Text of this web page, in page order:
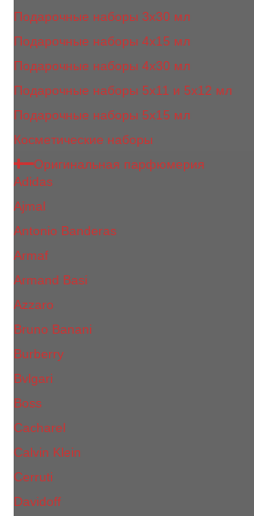
Подарочные наборы 3х30 мл
Подарочные наборы 4x15 мл
Подарочные наборы 4x30 мл
Подарочные наборы 5x11 и 5х12 мл
Подарочные наборы 5x15 мл
Косметические наборы
Оригинальная парфюмерия
Adidas
Ajmal
Antonio Banderas
Armaf
Armand Basi
Azzaro
Bruno Banani
Burberry
Bvlgari
Boss
Cacharel
Calvin Klein
Cerruti
Davidoff